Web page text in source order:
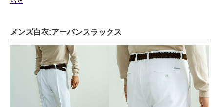
メンズ白衣:アーバンスラックス